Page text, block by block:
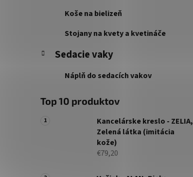
Koše na bielizeň
Stojany na kvety a kvetináče
Sedacie vaky
Náplň do sedacích vakov
Top 10 produktov
Kancelárske kreslo - ZELIA,
Zelená látka (imitácia
kože)
€79,20